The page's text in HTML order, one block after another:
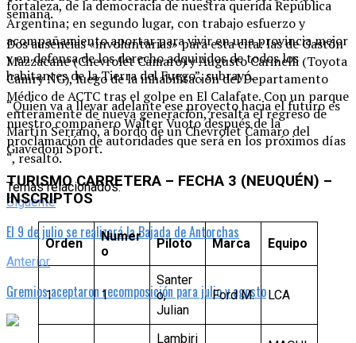
fortaleza, de la democracia de nuestra querida República
Argentina; en segundo lugar, con trabajo esfuerzo y
acompañamiento aportar para vivir en una provincia mejor
y en defensa de los derecho adquiridos de todos los
habitantes de la Tierra del Fuego”, subrayó.
“Quien va a llevar adelante ese proyecto hacia el futuro es
nuestro compañero Walter Vuoto después de la
proclamación de autoridades que será en los próximos días
“, resaltó.
Temas relacionados:
Siguente
El 9 de julio se realizará la Bajada de Antorchas
Anterior
Gremios aceptaron recomposición para julio y agosto
semana.
Dos ausencias «involuntarias» para esta cita: las de Gastón
Mazzacane (Chevrolet Camaro) y Augusto Carinelli (Toyota
Camry NG), luego de la inhabilitación del Departamento
Médico de ACTC tras el golpe en El Calafate. Con un parque
enteramente de nueva generación, resalta el regreso de
Martín Serrano, a bordo de un Chevrolet Camaro del
Giavedoni Sport.
TURISMO CARRETERA – FECHA 3 (NEUQUÉN) –
INSCRIPTOS
Orden
Numer
o
Piloto Marca Equipo
1 1
Santer
o,
Julian
Ford M. LCA
Lambiri